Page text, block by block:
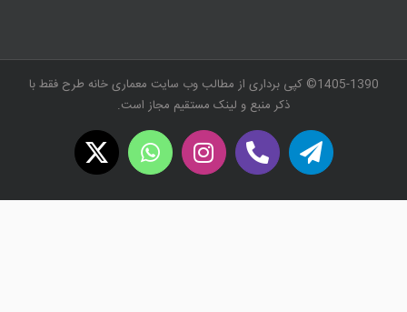
1405-1390© کپی برداری از مطالب وب سایت معماری خانه طرح فقط با
ذکر منبع و لینک مستقیم مجاز است.
Telegram
Twitch
Instagram
WhatsApp
X